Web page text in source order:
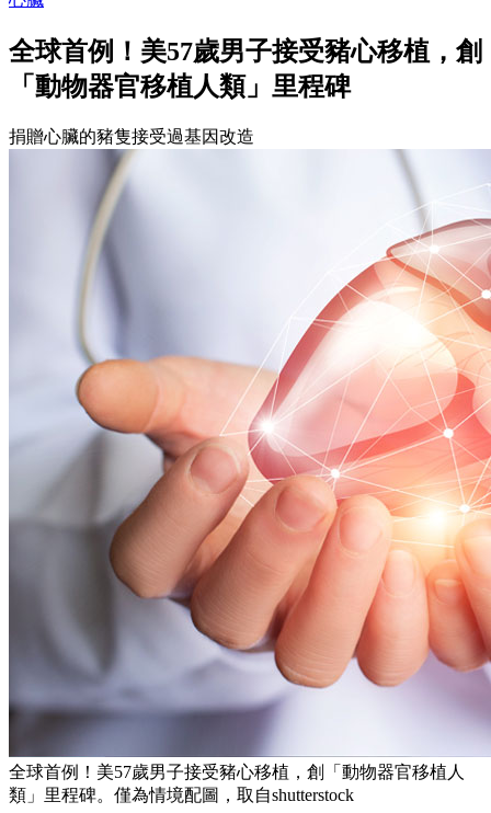
全球首例！美57歲男子接受豬心移植，創
「動物器官移植人類」里程碑
捐贈心臟的豬隻接受過基因改造
全球首例！美57歲男子接受豬心移植，創「動物器官移植人
類」里程碑。僅為情境配圖，取自shutterstock